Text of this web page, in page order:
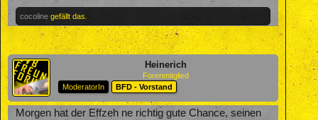
cocoline gefällt das.
Heinerich
Forenmitglied
ModeratorIn
BFD - Vorstand
Morgen hat der Effzeh ne richtig gute Chance, seinen